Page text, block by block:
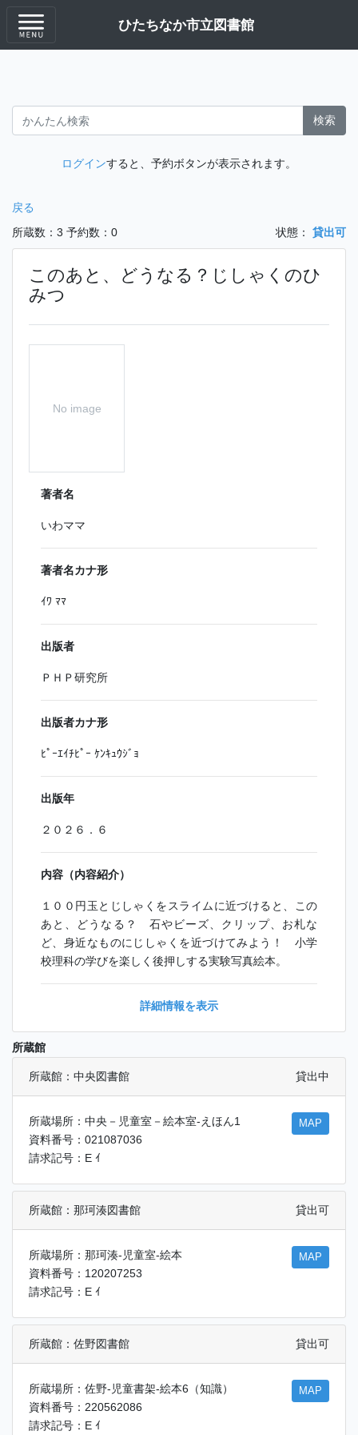
ひたちなか市立図書館
検索
ログインすると、予約ボタンが表示されます。
戻る
所蔵数：3 予約数：0 状態： 貸出可
このあと、どうなる？じしゃくのひ
みつ
No image
著者名
いわママ
著者名カナ形
ｲﾜ ﾏﾏ
出版者
ＰＨＰ研究所
出版者カナ形
ﾋﾟｰｴｲﾁﾋﾟｰ ｹﾝｷｭｳｼﾞｮ
出版年
２０２６．６
内容（内容紹介）
１００円玉とじしゃくをスライムに近づけると、この
あと、どうなる？ 石やビーズ、クリップ、お札な
ど、身近なものにじしゃくを近づけてみよう！ 小学
校理科の学びを楽しく後押しする実験写真絵本。
詳細情報を表示
所蔵館
所蔵館：中央図書館 貸出中
所蔵場所：中央－児童室－絵本室-えほん1
資料番号：021087036
請求記号：E ｲ
MAP
所蔵館：那珂湊図書館 貸出可
所蔵場所：那珂湊-児童室-絵本
資料番号：120207253
請求記号：E ｲ
MAP
所蔵館：佐野図書館 貸出可
所蔵場所：佐野-児童書架-絵本6（知識）
資料番号：220562086
請求記号：E ｲ
MAP